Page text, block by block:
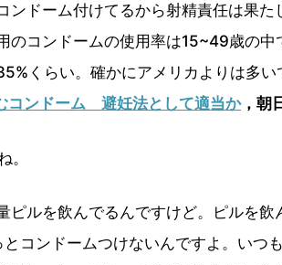
ンドーム付けてるから射精責任は果た
のコンドームの使用率は15~49歳の
くらい。確かにアメリカよりは多い
コンドーム 避妊法として適当か，朝
。
ルを飲んでるんですけど。ピルを飲
コンドームつけないんですよ。いつ